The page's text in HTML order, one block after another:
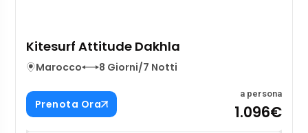
Kitesurf Attitude Dakhla
Marocco 8 Giorni/7 Notti
Prenota Ora
a persona
1.096€